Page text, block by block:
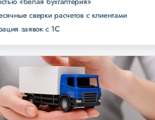
ежемесячные сверки расчетов с
интеграция заявок с 1С